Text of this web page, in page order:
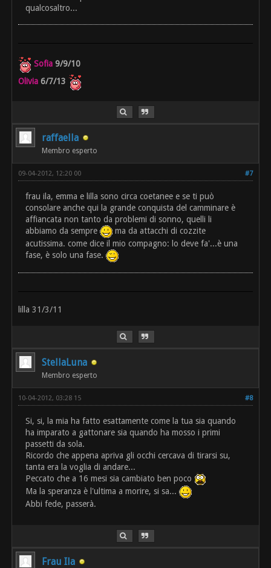
qualcosaltro...
Sofia 9/9/10
Olivia 6/7/13
raffaella
Membro esperto
#7
09-04-2012, 12:20 00
frau ila, emma e lilla sono circa coetanee e se ti può
consolare anche qui la grande conquista del camminare è
affiancata non tanto da problemi di sonno, quelli li
abbiamo da sempre
ma da attacchi di cozzite
acutissima. come dice il mio compagno: lo deve fa'...è una
fase, è solo una fase.
lilla 31/3/11
StellaLuna
Membro esperto
#8
10-04-2012, 03:28 15
Si, si, la mia ha fatto esattamente come la tua sia quando
ha imparato a gattonare sia quando ha mosso i primi
passetti da sola.
Ricordo che appena apriva gli occhi cercava di tirarsi su,
tanta era la voglia di andare...
Peccato che a 16 mesi sia cambiato ben poco
Ma la speranza è l'ultima a morire, si sa...
Abbi fede, passerà.
Frau Ila